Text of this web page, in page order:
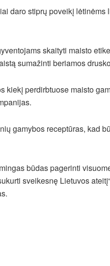
daro stiprų poveikį lėtinėms
skaityti maisto
sumažinti beriamos
kiekį perdirbtuose maisto
gamybos receptūras, kad
būdas pagerinti
sveikesnę Lietuvos